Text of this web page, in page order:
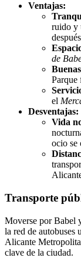
Ventajas:
ruido y
de
Parque
el
Desventajas:
Vida
ocio se
Transporte
Moverse por Babel
la red de autobuses
Alicante
clave de la ciudad.